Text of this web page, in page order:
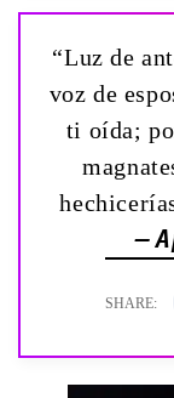
“Luz de
voz de
ti oída;
—